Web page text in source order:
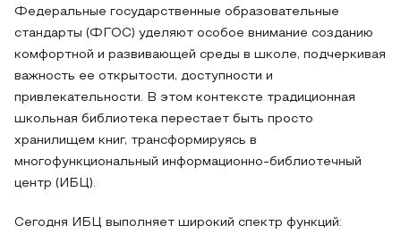
Федеральные государственные образовательные
стандарты (ФГОС) уделяют особое внимание созданию
комфортной и развивающей среды в школе, подчеркивая
важность ее открытости, доступности и
привлекательности. В этом контексте традиционная
школьная библиотека перестает быть просто
хранилищем книг, трансформируясь в
многофункциональный информационно-библиотечный
центр (ИБЦ).
Сегодня ИБЦ выполняет широкий спектр функций: